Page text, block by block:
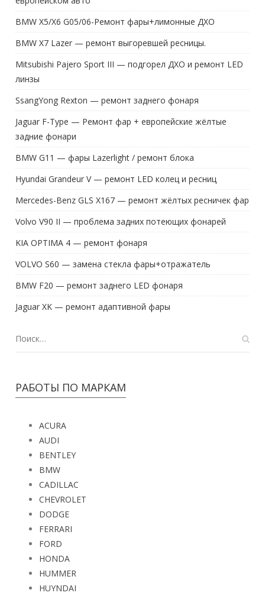
BMW X5/X6 G05/06-Ремонт фары+лимонные ДХО
BMW X7 Lazer — ремонт выгоревшей ресницы.
Mitsubishi Pajero Sport III — подгорел ДХО и ремонт LED
линзы
SsangYong Rexton — ремонт заднего фонаря
Jaguar F-Type — Ремонт фар + европейские жёлтые
задние фонари
BMW G11 — фары Lazerlight / ремонт блока
Hyundai Grandeur V — ремонт LED колец и ресниц
Mercedes-Benz GLS X167 — ремонт жёлтых ресничек фар
Volvo V90 II — проблема задних потеющих фонарей
KIA OPTIMA 4 — ремонт фонаря
VOLVO S60 — замена стекла фары+отражатель
BMW F20 — ремонт заднего LED фонаря
Jaguar XK — ремонт адаптивной фары
РАБОТЫ ПО МАРКАМ
ACURA
AUDI
BENTLEY
BMW
CADILLAC
CHEVROLET
DODGE
FERRARI
FORD
HONDA
HUMMER
HUYNDAI